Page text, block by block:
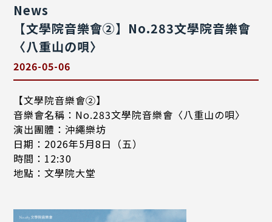
News
【文學院音樂會②】No.283文學院音樂會
〈八重山の唄〉
2026-05-06
【文學院音樂會②】
音樂會名稱：No.283文學院音樂會〈八重山の唄〉
演出團體：沖繩樂坊
日期：2026年5月8日（五）
時間：12:30
地點：文學院大堂